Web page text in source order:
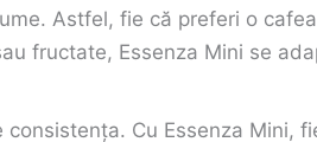
Astfel, fie că preferi o
fructate, Essenza Mini se
Cu Essenza Mini,